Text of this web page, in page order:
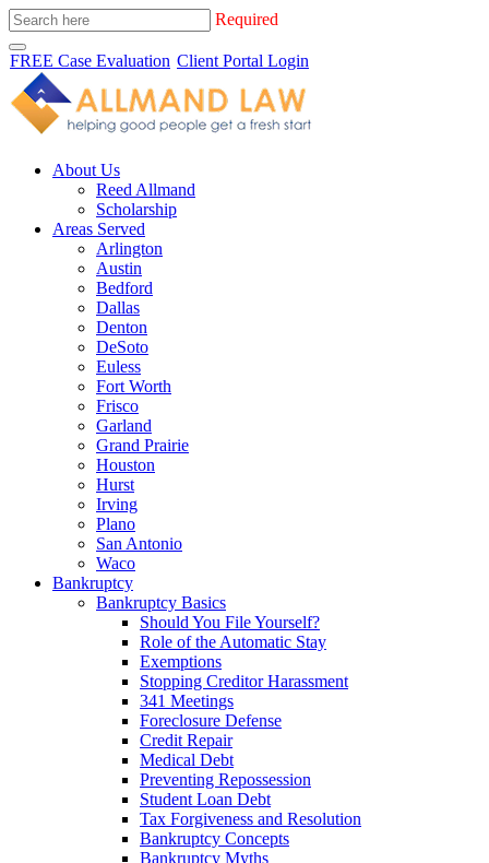
Required
FREE Case Evaluation Client Portal Login
About Us
Reed Allmand
Scholarship
Areas Served
Arlington
Austin
Bedford
Dallas
Denton
DeSoto
Euless
Fort Worth
Frisco
Garland
Grand Prairie
Houston
Hurst
Irving
Plano
San Antonio
Waco
Bankruptcy
Bankruptcy Basics
Should You File Yourself?
Role of the Automatic Stay
Exemptions
Stopping Creditor Harassment
341 Meetings
Foreclosure Defense
Credit Repair
Medical Debt
Preventing Repossession
Student Loan Debt
Tax Forgiveness and Resolution
Bankruptcy Concepts
Bankruptcy Myths